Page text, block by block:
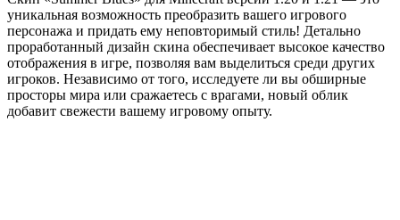
уникальная возможность преобразить вашего игрового
персонажа и придать ему неповторимый стиль! Детально
проработанный дизайн скина обеспечивает высокое качество
отображения в игре, позволяя вам выделиться среди других
игроков. Независимо от того, исследуете ли вы обширные
просторы мира или сражаетесь с врагами, новый облик
добавит свежести вашему игровому опыту.